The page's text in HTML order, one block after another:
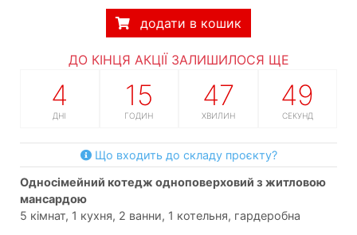
додати в кошик
ДО КІНЦЯ АКЦІЇ ЗАЛИШИЛОСЯ ЩЕ
4
ДНІ
15
ГОДИН
47
ХВИЛИН
48
СЕКУНД
Що входить до складу проєкту?
односімейний котедж одноповерховий з житловою
мансардою
5 кімнат, 1 кухня, 2 ванни, 1 котельня, гардеробна